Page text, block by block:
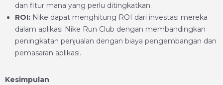
dan fitur mana yang perlu ditingkatkan.
ROI: Nike dapat menghitung ROI dari investasi mereka
dalam aplikasi Nike Run Club dengan membandingkan
peningkatan penjualan dengan biaya pengembangan dan
pemasaran aplikasi.
Kesimpulan